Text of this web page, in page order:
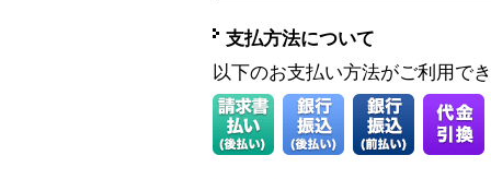
支払方法について
以下のお支払い方法がご利用で